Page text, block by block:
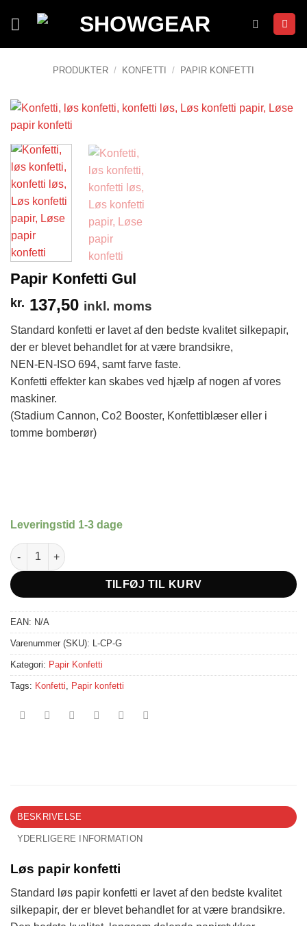
PRODUKTER / KONFETTI / PAPIR KONFETTI
Papir Konfetti Gul
kr. 137,50 inkl. moms
Standard konfetti er lavet af den bedste kvalitet silkepapir,
der er blevet behandlet for at være brandsikre,
NEN-EN-ISO 694, samt farve faste.
Konfetti effekter kan skabes ved hjælp af nogen af vores
maskiner.
(Stadium Cannon, Co2 Booster, Konfettiblæser eller i
tomme bomberør)
Leveringstid 1-3 dage
Papir Konfetti Gul antal
TILFØJ TIL KURV
EAN: N/A
Varenummer (SKU): L-CP-G
Kategori: Papir Konfetti
Tags: Konfetti, Papir konfetti
BESKRIVELSE
YDERLIGERE INFORMATION
Løs papir konfetti
Standard løs papir konfetti er lavet af den bedste kvalitet
silkepapir, der er blevet behandlet for at være brandsikre.